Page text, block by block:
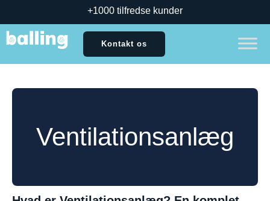
+1000 tilfredse kunder
Kontakt os
Ventilationsanlæg